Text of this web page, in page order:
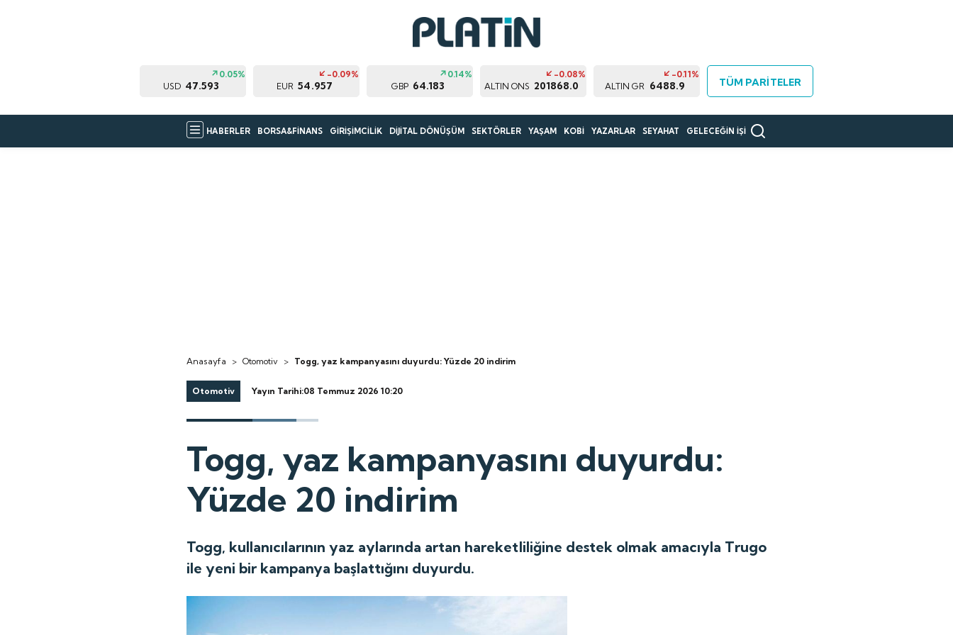
USD 47.593
0.05%
EUR 54.957
-0.09%
GBP 64.183
0.14%
ALTIN ONS 201868.0
-0.08%
ALTIN GR 6488.9
-0.11%
TÜM PARİTELER
HABERLER BORSA&FİNANS GİRİŞİMCİLİK DİJİTAL DÖNÜŞÜM SEKTÖRLER YAŞAM KOBİ YAZARLAR SEYAHAT GELECEĞİN İŞİ
Anasayfa > Otomotiv > Togg, yaz kampanyasını duyurdu: Yüzde 20 indirim
Otomotiv Yayın Tarihi:08 Temmuz 2026 10:20
Togg, yaz kampanyasını duyurdu:
Yüzde 20 indirim
Togg, kullanıcılarının yaz aylarında artan hareketliliğine destek olmak amacıyla Trugo
ile yeni bir kampanya başlattığını duyurdu.